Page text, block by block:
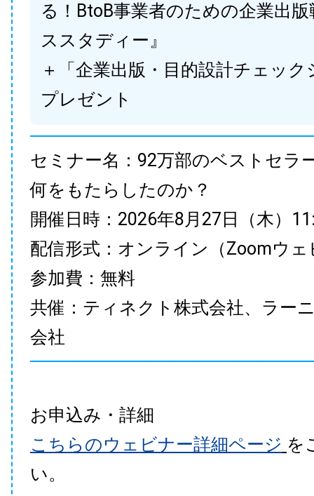
る！BtoB事業者のための企業出
ススタディー』
＋「企業出版・目的設計チェック
プレゼント
セミナー名：92万部のベストセラ
何をもたらしたのか？
開催日時：2026年8月27日（木）
配信形式：オンライン（Zoomウェ
参加費：無料
共催：ティネクト株式会社、ラー
会社
お申込み・詳細
こちらのウェビナー詳細ページ を
い。